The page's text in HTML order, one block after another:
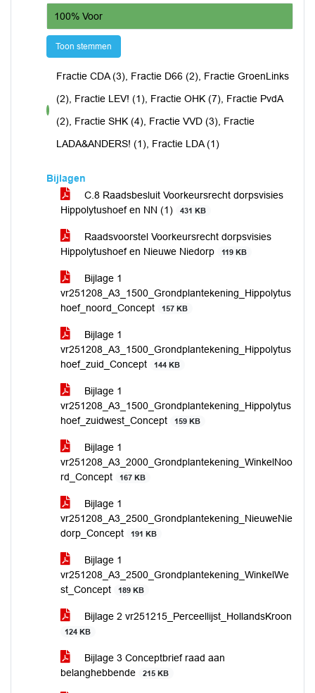
100% Voor
Toon stemmen
voor
Fractie CDA (3), Fractie D66 (2), Fractie GroenLinks
(2), Fractie LEV! (1), Fractie OHK (7), Fractie PvdA
(2), Fractie SHK (4), Fractie VVD (3), Fractie
LADA&ANDERS! (1), Fractie LDA (1)
Bijlagen
C.8 Raadsbesluit Voorkeursrecht dorpsvisies
Hippolytushoef en NN (1)
431 KB
Raadsvoorstel Voorkeursrecht dorpsvisies
Hippolytushoef en Nieuwe Niedorp
119 KB
Bijlage 1
vr251208_A3_1500_Grondplantekening_Hippolytus
hoef_noord_Concept
157 KB
Bijlage 1
vr251208_A3_1500_Grondplantekening_Hippolytus
hoef_zuid_Concept
144 KB
Bijlage 1
vr251208_A3_1500_Grondplantekening_Hippolytus
hoef_zuidwest_Concept
159 KB
Bijlage 1
vr251208_A3_2000_Grondplantekening_WinkelNoo
rd_Concept
167 KB
Bijlage 1
vr251208_A3_2500_Grondplantekening_NieuweNie
dorp_Concept
191 KB
Bijlage 1
vr251208_A3_2500_Grondplantekening_WinkelWe
st_Concept
189 KB
Bijlage 2 vr251215_Perceellijst_HollandsKroon
124 KB
Bijlage 3 Conceptbrief raad aan
belanghebbende
215 KB